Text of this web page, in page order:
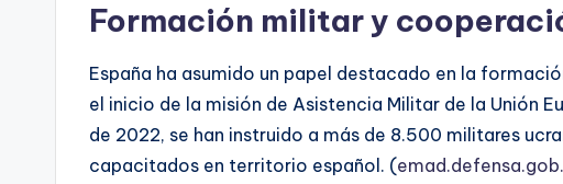
Formación militar y
España ha asumido un papel destacado en la
el inicio de la misión de Asistencia Militar de la Unión
de 2022, se han instruido a más de 8.500 militares
capacitados en territorio español. (